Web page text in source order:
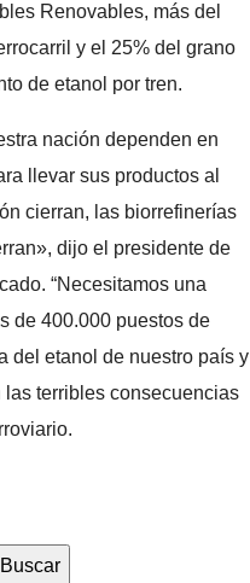
Renovables, más del
y el 25% del grano
de etanol por tren.
nación dependen en
llevar sus productos al
cierran, las biorrefinerías
dijo el presidente de
“Necesitamos una
de 400.000 puestos de
del etanol de nuestro país y
las terribles consecuencias